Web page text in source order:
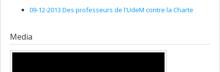
09-12-2013 Des professeurs de l'UdeM contre la Charte
Media